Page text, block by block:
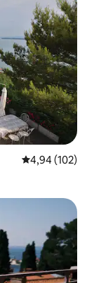
Gemiddelde
4,94 (102)